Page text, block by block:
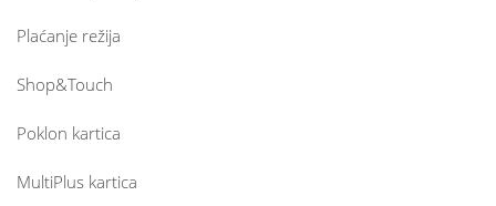
Plaćanje režija
Shop&Touch
Poklon kartica
MultiPlus kartica